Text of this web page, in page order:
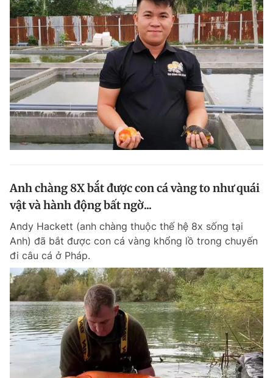
Theo dõi báo trên
Hotline
0906 645 777
Liên hệ quảng cáo
0908 780 404
Đặt báo Quảng cáo RSS Tòa soạn Chính sách bảo
Phó tổng biên tập: Lâm Hiếu Dũng
Phó tổng biên tập: Trần Việt Hưng
Tổng thư ký tòa soạn: Đức Trung
Giấy phép xuất bản số 110/GP - BTTTT cấp ngày 24.3.2020
© 2003-2026 Bản quyền thuộc về Báo Thanh Niên. Cấm sao chép
dưới mọi hình thức nếu không có sự chấp thuận bằng văn bản.
Phát triển bởi ePi Technologies, JSC.
Anh chàng 8X bắt được con cá vàng to như quái
vật và hành động bất ngờ...
Andy Hackett (anh chàng thuộc thế hệ 8x sống tại
Anh) đã bắt được con cá vàng khổng lồ trong chuyến
đi câu cá ở Pháp.